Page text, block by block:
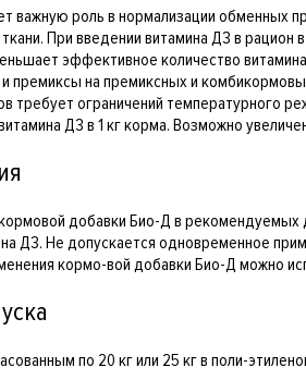
важную роль в нормализации обменных
При введении витамина Д3 в
эффективное количество
премиксы на премиксных и
требует ограничений температурного
Д3 в 1 кг корма. Возможно
добавки Био-Д в рекомендуемых
Д3. Не допускается одновременное
кормо-вой добавки Био-Д можно
по 20 кг или 25 кг в поли-